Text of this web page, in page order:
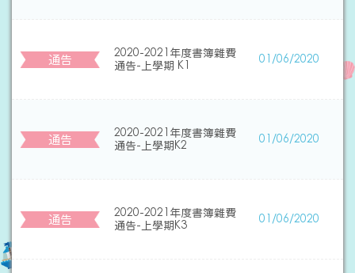
通告
2020-2021年度書簿雜費
通告-上學期 K1
01/06/2020
通告
2020-2021年度書簿雜費
通告-上學期K2
01/06/2020
通告
2020-2021年度書簿雜費
通告-上學期K3
01/06/2020